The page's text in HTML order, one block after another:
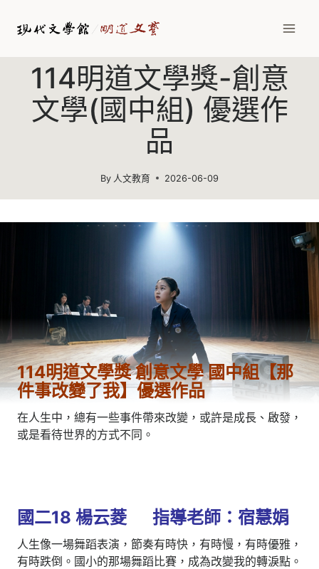
114明道文學獎-創意
文學(國中組) 優選作
品
By 人文教育 2026-06-09
114明道文學獎 創意文學 國中組【那
件事改變了我】優選作品
在人生中，總有一些事件帶來改變，或許是成長、啟發，
或是看待世界的方式不同。
國二18 楊云菱 指導老師：宿慧娟
人生像一場舞蹈表演，節奏有時快，有時慢，有時優雅，
有時跌倒。國小的那場舞蹈比賽，成為改變我的轉淚點。